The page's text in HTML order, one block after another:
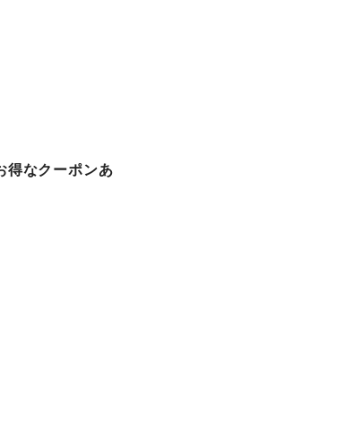
なクーポンあ